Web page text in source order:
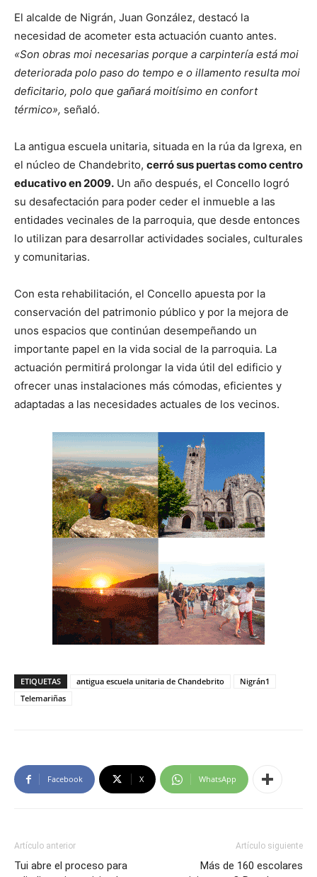
El alcalde de Nigrán, Juan González, destacó la
necesidad de acometer esta actuación cuanto antes.
«Son obras moi necesarias porque a carpintería está moi
deteriorada polo paso do tempo e o illamento resulta moi
deficitario, polo que gañará moitísimo en confort
térmico», señaló.
La antigua escuela unitaria, situada en la rúa da Igrexa, en
el núcleo de Chandebrito, cerró sus puertas como centro
educativo en 2009. Un año después, el Concello logró
su desafectación para poder ceder el inmueble a las
entidades vecinales de la parroquia, que desde entonces
lo utilizan para desarrollar actividades sociales, culturales
y comunitarias.
Con esta rehabilitación, el Concello apuesta por la
conservación del patrimonio público y por la mejora de
unos espacios que continúan desempeñando un
importante papel en la vida social de la parroquia. La
actuación permitirá prolongar la vida útil del edificio y
ofrecer unas instalaciones más cómodas, eficientes y
adaptadas a las necesidades actuales de los vecinos.
ETIQUETAS antigua escuela unitaria de Chandebrito
Nigrán1
Telemariñas
Facebook X WhatsApp
Artículo anterior
Tui abre el proceso para
Artículo siguiente
Más de 160 escolares